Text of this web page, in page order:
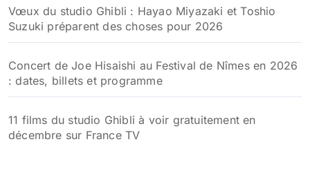
Vœux du studio Ghibli : Hayao Miyazaki et Toshio
Suzuki préparent des choses pour 2026
Concert de Joe Hisaishi au Festival de Nîmes en 2026
: dates, billets et programme
11 films du studio Ghibli à voir gratuitement en
décembre sur France TV